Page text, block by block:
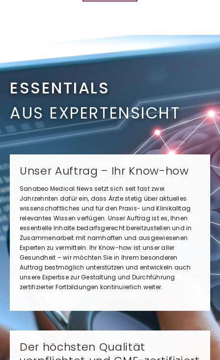
ESSENTIALS
AUS EXPERTENSICHT
Unser Auftrag – Ihr Know-how
Sanabeo Medical News setzt sich seit fast zwei
Jahrzehnten dafür ein, dass Ärzte stetig über aktuelles
wissenschaftliches und für den Praxis- und Klinikalltag
relevantes Wissen verfügen. Unser Auftrag ist es, Ihnen
essentielle Inhalte bedarfsgerecht bereitzustellen und in
Zusammenarbeit mit namhaften und ausgewiesenen
Experten zu vermitteln. Ihr Know-how ist unser aller
Gesundheit – wir möchten Sie in Ihrem besonderen
Auftrag bestmöglich unterstützen und entwickeln auch
unsere Expertise zur Gestaltung und Durchführung
zertifizierter Fortbildungen kontinuierlich weiter.
Der höchsten Qualität